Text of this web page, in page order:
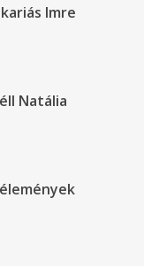
Imre
Natália